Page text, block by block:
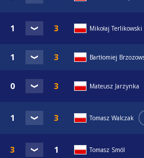
Mikołaj Terlikowski
Bartłomiej
Mateusz Jarzynka
Tomasz Walczak
Tomasz Smól